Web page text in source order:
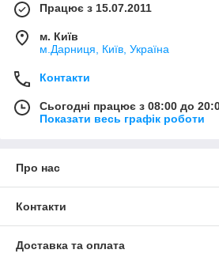
Працює з 15.07.2011
м. Київ
м.Дарниця, Київ, Україна
Контакти
Сьогодні працює з 08:00 до
Показати весь графік роботи
Про нас
Контакти
Доставка та оплата